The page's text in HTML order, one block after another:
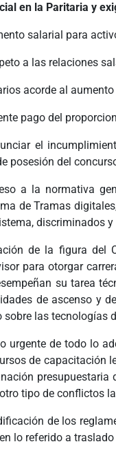
en la Paritaria y
salarial para
a las relaciones
acorde al
pago del
el
posesión del
a la normativa
de Tramas
discriminados
de la figura del
para otorgar
su tarea
de ascenso y
sobre las tecnologías
urgente de todo lo
de capacitación
presupuestaria
tipo de conflictos
de los
lo referido a